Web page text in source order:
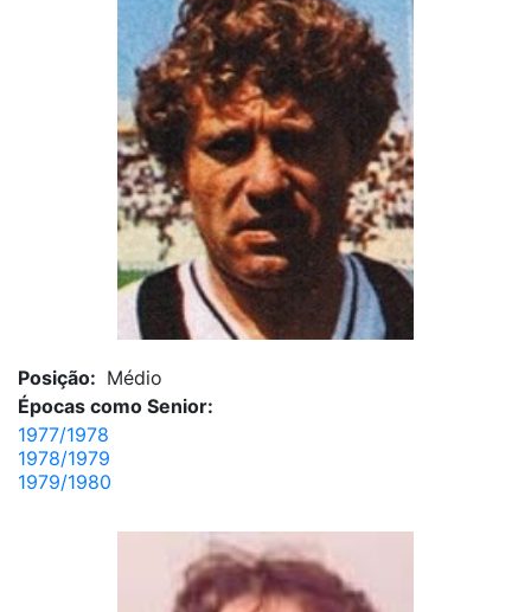
Posição: Médio
Épocas como Senior:
1977/1978
1978/1979
1979/1980